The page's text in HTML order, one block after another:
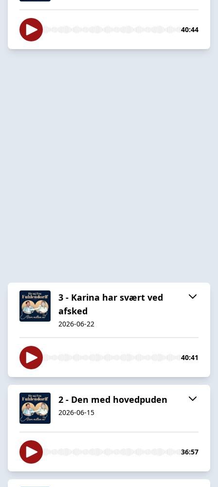
40:44
3 - Karina har svært ved
afsked
2026-06-22
40:41
2 - Den med hovedpuden
2026-06-15
36:57